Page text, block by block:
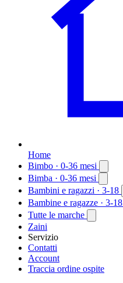
Home
Bimbo · 0-36 mesi
Bimba · 0-36 mesi
Bambini e ragazzi · 3-18
Bambine e ragazze · 3-18
Tutte le marche
Zaini
Servizio
Contatti
Account
Traccia ordine ospite